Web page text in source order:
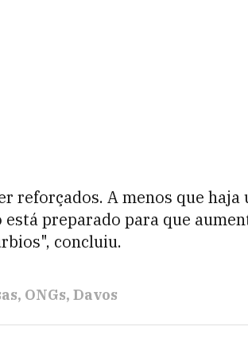
reforçados. A menos que haja
preparado para que
concluiu.
ONGs Davos